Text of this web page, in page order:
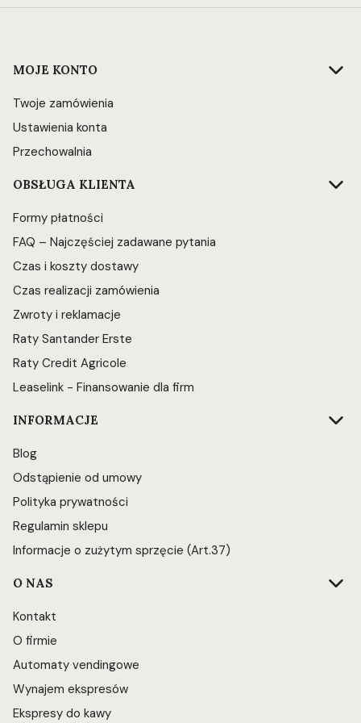
Linki w stopce
MOJE KONTO
Twoje zamówienia
Ustawienia konta
Przechowalnia
OBSŁUGA KLIENTA
Formy płatności
FAQ – Najczęściej zadawane pytania
Czas i koszty dostawy
Czas realizacji zamówienia
Zwroty i reklamacje
Raty Santander Erste
Raty Credit Agricole
Leaselink - Finansowanie dla firm
INFORMACJE
Blog
Odstąpienie od umowy
Polityka prywatności
Regulamin sklepu
Informacje o zużytym sprzęcie (Art.37)
O NAS
Kontakt
O firmie
Automaty vendingowe
Wynajem ekspresów
Ekspresy do kawy